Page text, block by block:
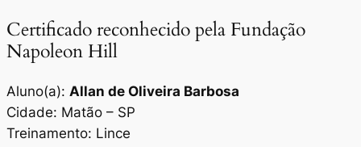
Certificado reconhecido pela Fundação
Napoleon Hill
Aluno(a): Allan de Oliveira Barbosa
Cidade: Matão – SP
Treinamento: Lince